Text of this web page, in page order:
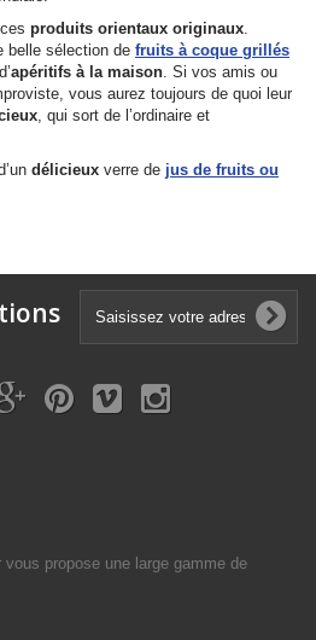
produits orientaux originaux
belle sélection de fruits à coque grillés
apéritifs à la maison . Si vos amis ou
vous aurez toujours de quoi leur
, qui sort de l’ordinaire et
délicieux verre de jus de fruits ou
propose une large gamme de